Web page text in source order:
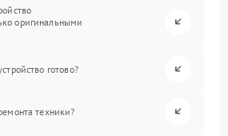
оригинальными
готово?
техники?